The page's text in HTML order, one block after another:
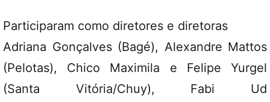
Participaram como diretores e diretoras
Adriana Gonçalves (Bagé), Alexandre Mattos
(Pelotas), Chico Maximila e Felipe Yurgel
(Santa Vitória/Chuy), Fabi Ud